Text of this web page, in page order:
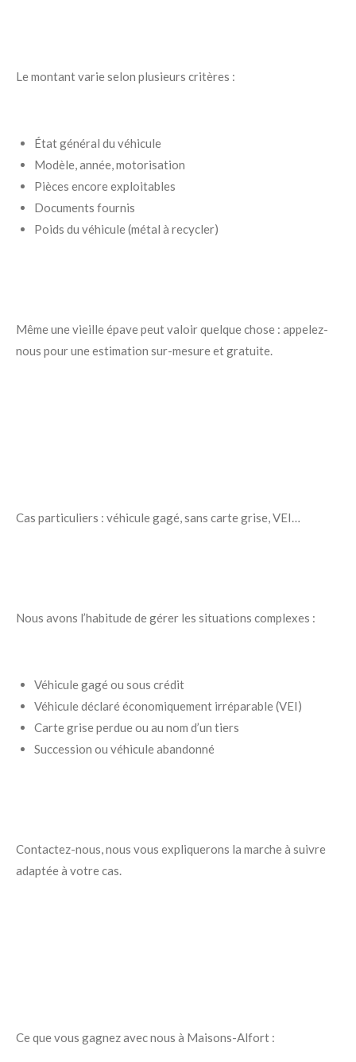
Le montant varie selon plusieurs critères :
État général du véhicule
Modèle, année, motorisation
Pièces encore exploitables
Documents fournis
Poids du véhicule (métal à recycler)
Même une vieille épave peut valoir quelque chose : appelez-
nous pour une estimation sur-mesure et gratuite.
Cas particuliers : véhicule gagé, sans carte grise, VEI…
Nous avons l’habitude de gérer les situations complexes :
Véhicule gagé ou sous crédit
Véhicule déclaré économiquement irréparable (VEI)
Carte grise perdue ou au nom d’un tiers
Succession ou véhicule abandonné
Contactez-nous, nous vous expliquerons la marche à suivre
adaptée à votre cas.
Ce que vous gagnez avec nous à Maisons-Alfort :